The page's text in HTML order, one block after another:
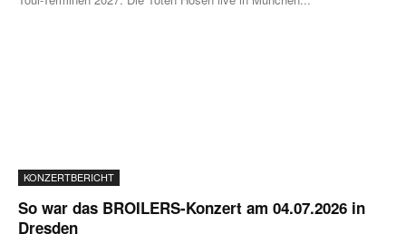
KONZERTBERICHT
So war das BROILERS-Konzert am 04.07.2026 in
Dresden